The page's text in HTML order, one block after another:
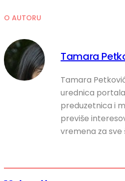
O AUTORU
Tamara
Tamara
urednica
preduzetnica i
previše
vremena za sve